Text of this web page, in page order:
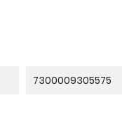
7300009305575